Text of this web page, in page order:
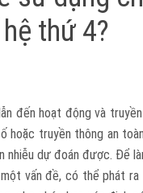
thứ 4?
đến hoạt động và
hoặc truyền thông an
nhiễu dự đoán được. Để
vấn đề, có thể phát ra